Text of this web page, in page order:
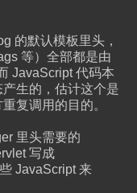
的默认模板里头，
等）全部都是由
JavaScript 代码本
生的，估计这个是
复调用的目的。
里头需要的
写成
JavaScript 来